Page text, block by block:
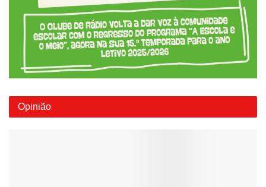
Opinião